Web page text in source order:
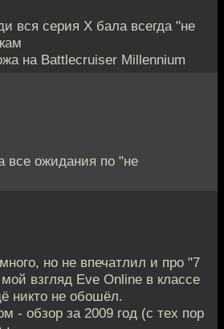
вся серия Х бала всегда "не
на Battlecruiser Millennium
все ожидания по "не
но не впечатлил и про "7
взгляд Eve Online в классе
никто не обошёл.
- обзор за 2009 год (с тех пор